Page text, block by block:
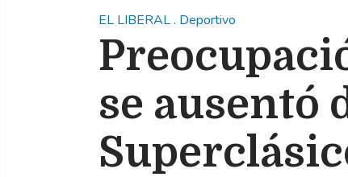
EL LIBERAL. Deportivo
se ausentó